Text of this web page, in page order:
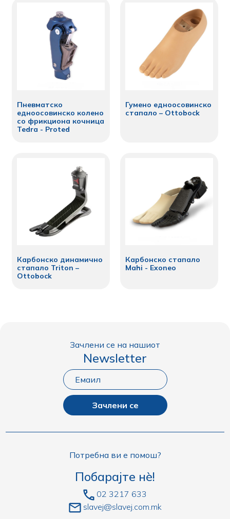
Пневматско
едноосовинско колено
со фрикциона кочница
Tedra - Proted
Гумено едноосовинско
стапало – Ottobock
Карбонско динамично
стапало Triton –
Ottobock
Карбонско стапало
Mahi - Exoneo
Зачлени се на нашиот
Newsletter
Зачлени се
Потребна ви е помош?
Побарајте нè!
02 3217 633
slavej@slavej.com.mk